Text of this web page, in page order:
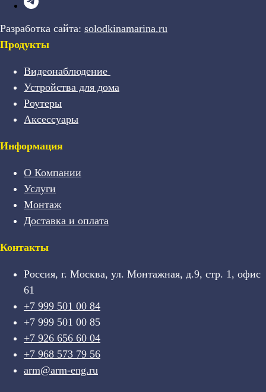
Разработка сайта: solodkinamarina.ru
Продукты
Видеонаблюдение
Устройства для дома
Роутеры
Аксессуары
Информация
О Компании
Услуги
Монтаж
Доставка и оплата
Контакты
Россия, г. Москва, ул. Монтажная, д.9, стр. 1, офис
61
+7 999 501 00 84
+7 999 501 00 85
+7 926 656 60 04
+7 968 573 79 56
arm@arm-eng.ru